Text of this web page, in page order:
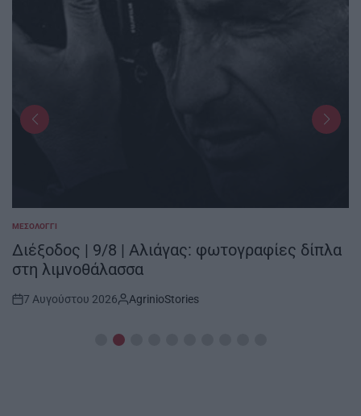
POSTED
IN
ΜΕΣΟΛΌΓΓΙ
Διέξοδος | 9/8 | Αλιάγας: φωτογραφίες δίπλα
στη λιμνοθάλασσα
Post
7 Αυγούστου 2026
By:
AgrinioStories